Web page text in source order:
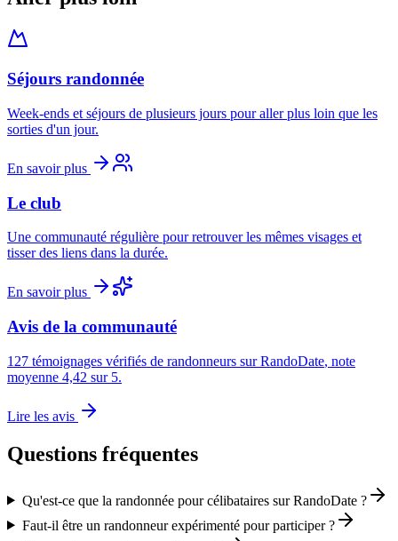
Séjours randonnée
Week-ends et séjours de plusieurs jours pour aller plus loin que les
sorties d'un jour.
En savoir plus
Le club
Une communauté régulière pour retrouver les mêmes visages et
tisser des liens dans la durée.
En savoir plus
Avis de la communauté
127 témoignages vérifiés de randonneurs surRandoDate, note
moyenne 4,42 sur 5.
Lire les avis
Questions fréquentes
Qu'est-ce que la randonnée pour célibataires sur RandoDate ?
Faut-il être un randonneur expérimenté pour participer ?